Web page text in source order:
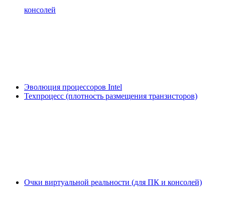
консолей
Эволюция процессоров Intel
Техпроцесс (плотность размещения транзисторов)
Очки виртуальной реальности (для ПК и консолей)